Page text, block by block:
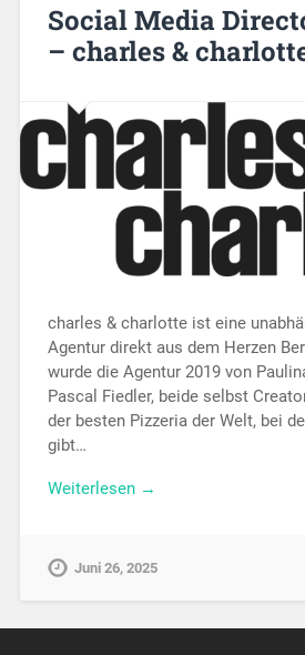
Social Media
– charles &
charles & charlotte ist eine
Agentur direkt aus dem Herzen
wurde die Agentur 2019 von
Pascal Fiedler, beide selbst
der besten Pizzeria der Welt, bei
gibt…
Weiterlesen →
Juni 26, 2025